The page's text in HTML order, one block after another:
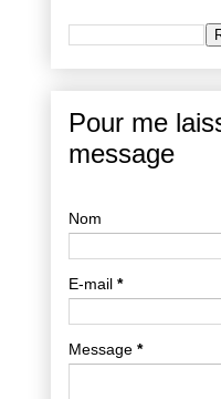
Pour me
message
Nom
E-mail *
Message *